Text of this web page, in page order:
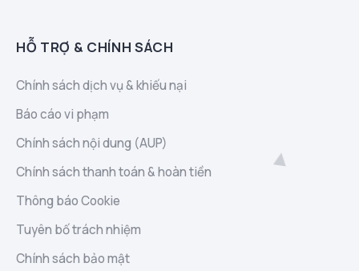
HỖ TRỢ & CHÍNH SÁCH
Chính sách dịch vụ & khiếu nại
Báo cáo vi phạm
Chính sách nội dung (AUP)
Chính sách thanh toán & hoàn tiền
Thông báo Cookie
Tuyên bố trách nhiệm
Chính sách bảo mật